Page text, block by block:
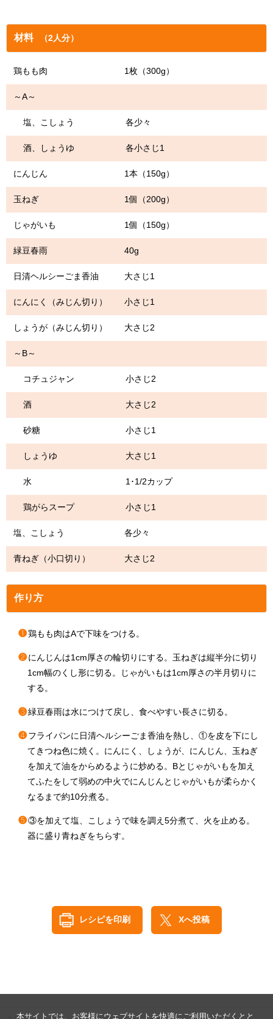
材料 （2人分）
鶏もも肉 1枚（300g）
～A～
塩、こしょう 各少々
酒、しょうゆ 各小さじ1
にんじん 1本（150g）
玉ねぎ 1個（200g）
じゃがいも 1個（150g）
緑豆春雨 40g
日清ヘルシーごま香油 大さじ1
にんにく（みじん切り） 小さじ1
しょうが（みじん切り） 大さじ2
～B～
コチュジャン 小さじ2
酒 大さじ2
砂糖 小さじ1
しょうゆ 大さじ1
水 1･1/2カップ
鶏がらスープ 小さじ1
塩、こしょう 各少々
青ねぎ（小口切り） 大さじ2
作り方
❶鶏もも肉はAで下味をつける。
❷ にんじんは1cm厚さの輪切りにする。玉ねぎは縦半分に切り
1cm幅のくし形に切る。じゃがいもは1cm厚さの半月切りに
する。
❸緑豆春雨は水につけて戻し、食べやすい長さに切る。
❹ フライパンに日清ヘルシーごま香油を熱し、①を皮を下にし
てきつね色に焼く。にんにく、しょうが、にんじん、玉ねぎ
を加えて油をからめるように炒める。Bとじゃがいもを加え
てふたをして弱めの中火でにんじんとじゃがいもが柔らかく
なるまで約10分煮る。
❺③を加えて塩、こしょうで味を調え5分煮て、火を止める。
器に盛り青ねぎをちらす。
レシピを印刷 Xへ投稿
本サイトでは、お客様にウェブサイトを快適にご利用いただくとと